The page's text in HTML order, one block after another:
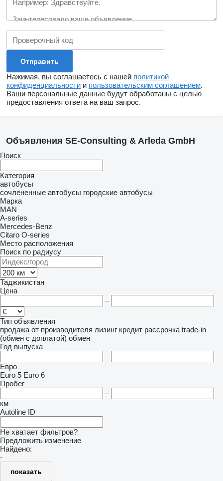
Нажимая, вы соглашаетесь с нашей политикой
конфиденциальности и пользовательским соглашением.
Ваши персональные данные будут обработаны с целью
предоставления ответа на ваш запрос.
Объявления SE-Consulting & Arleda GmbH
Поиск
Категория
автобусы
сочлененные автобусы городские автобусы
Марка
MAN
A-series
Mercedes-Benz
Citaro O-series
Место расположения
Поиск по радиусу
Таджикистан
Цена
–
Тип объявления
продажа от производителя лизинг кредит рассрочка trade-in
(обмен с доплатой) обмен
Год выпуска
–
Евро
Euro 5 Euro 6
Пробег
–
км
Autoline ID
Не хватает фильтров?
Предложить изменение
Найдено:
-
показать